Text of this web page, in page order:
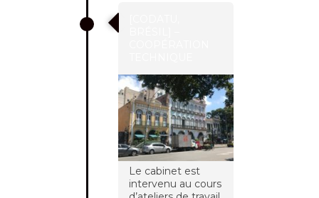
Le cabinet est
intervenu au cours